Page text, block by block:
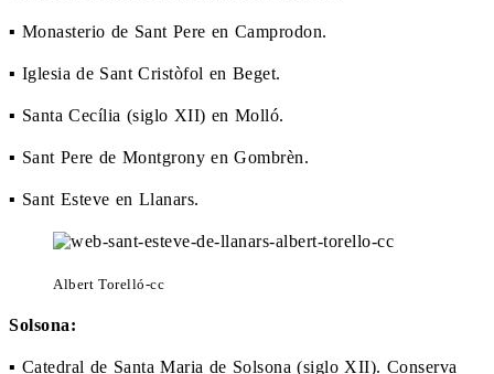
▪ Monasterio de Sant Pere en Camprodon.
▪ Iglesia de Sant Cristòfol en Beget.
▪ Santa Cecília (siglo XII) en Molló.
▪ Sant Pere de Montgrony en Gombrèn.
▪ Sant Esteve en Llanars.
Albert Torelló-cc
Solsona:
▪ Catedral de Santa Maria de Solsona (siglo XII). Conserva